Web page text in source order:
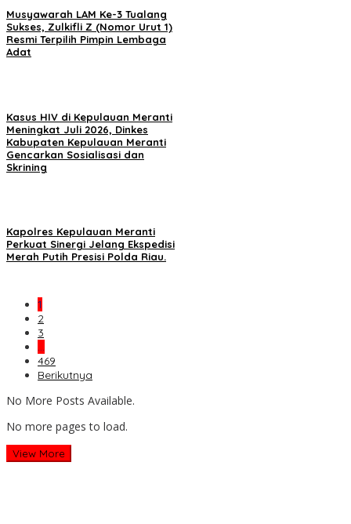
Musyawarah LAM Ke-3 Tualang
Sukses, Zulkifli Z (Nomor Urut 1)
Resmi Terpilih Pimpin Lembaga
Adat
Kasus HIV di Kepulauan Meranti
Meningkat Juli 2026, Dinkes
Kabupaten Kepulauan Meranti
Gencarkan Sosialisasi dan
Skrining
Kapolres Kepulauan Meranti
Perkuat Sinergi Jelang Ekspedisi
Merah Putih Presisi Polda Riau.
1
2
3
…
469
Berikutnya
No More Posts Available.
No more pages to load.
View More